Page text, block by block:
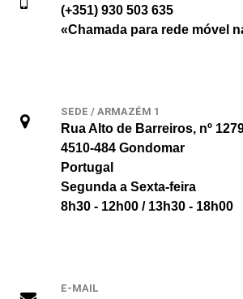
(+351) 930 503 635
«Chamada para rede móvel
SEDE / ARMAZÉM 1
Rua Alto de Barreiros, nº
4510-484 Gondomar
Portugal
Segunda a Sexta-feira
8h30 - 12h00 / 13h30 - 18h00
E-MAIL